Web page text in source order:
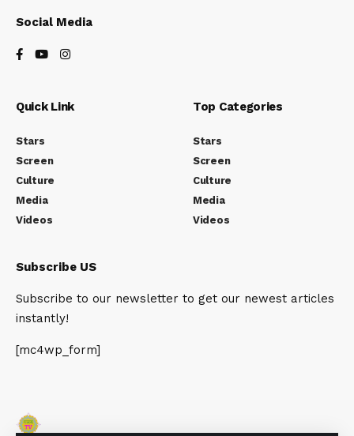
Social Media
Quick Link
Stars
Screen
Culture
Media
Videos
Top Categories
Stars
Screen
Culture
Media
Videos
Subscribe US
Subscribe to our newsletter to get our newest articles
instantly!
[mc4wp_form]